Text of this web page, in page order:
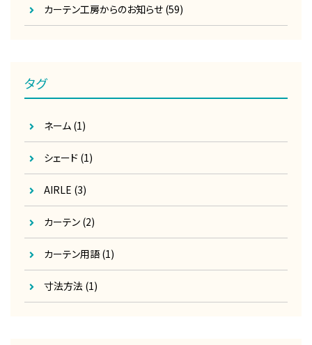
カーテン工房からのお知らせ (59)
タグ
寸法方法 (1)
カーテン用語(1)
カーテン (2)
AIRLE (3)
シェード (1)
ネーム (1)